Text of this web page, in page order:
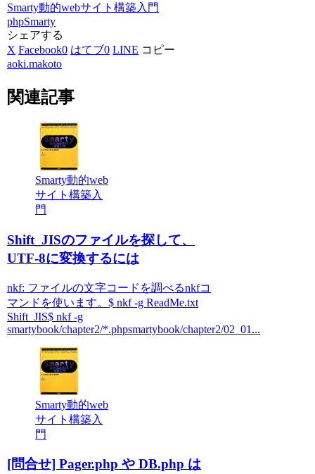
Smarty動的webサイト構築入門
phpSmarty
シェアする
X Facebook0 はてブ0 LINE コピー
aoki.makoto
関連記事
Smarty動的web
サイト構築入
門
Shift_JISのファイルを探して、
UTF-8に変換するには
nkf: ファイルの文字コードを調べるnkfコ
マンドを使います。$ nkf -g ReadMe.txt
Shift_JIS$ nkf -g
smartybook/chapter2/*.phpsmartybook/chapter2/02_01...
Smarty動的web
サイト構築入
門
[問合せ] Pager.php や DB.php は